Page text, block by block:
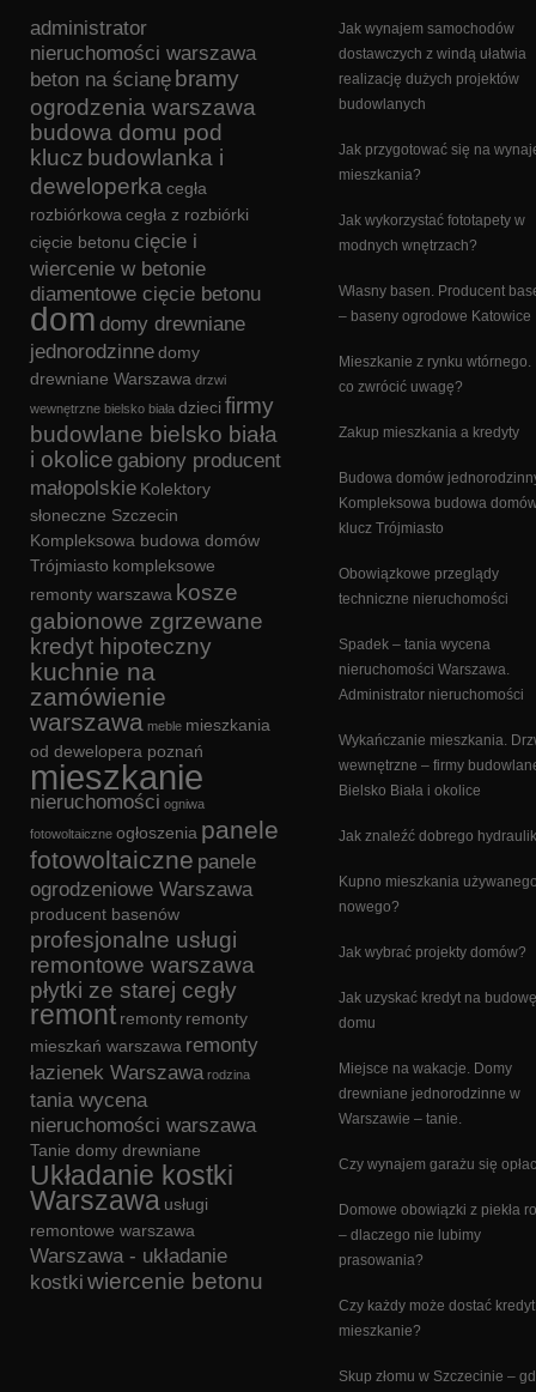
administrator
nieruchomości warszawa
beton na ścianę bramy
ogrodzenia warszawa
budowa domu pod
klucz budowlanka i
deweloperka cegła
rozbiórkowa cegła z rozbiórki
cięcie betonu cięcie i
wiercenie w betonie
diamentowe cięcie betonu
dom domy drewniane
jednorodzinnedomy
drewniane Warszawa drzwi
wewnętrzne bielsko biała dzieci firmy
budowlane bielsko biała
i okolice gabiony producent
małopolskie Kolektory
słoneczne Szczecin
Kompleksowa budowa domów
Trójmiasto kompleksowe
remonty warszawa kosze
gabionowe zgrzewane
kredyt hipoteczny
kuchnie na
zamówienie
warszawa meble mieszkania
od dewelopera poznań
mieszkanie
nieruchomości ogniwa
fotowoltaiczne ogłoszenia panele
fotowoltaiczne panele
ogrodzeniowe Warszawa
producent basenów
profesjonalne usługi
remontowe warszawa
płytki ze starej cegły
remont remonty remonty
mieszkań warszawa remonty
łazienek Warszawa rodzina
tania wycena
nieruchomości warszawa
Tanie domy drewniane
Układanie kostki
Warszawa usługi
remontowe warszawa
Warszawa - układanie
kostki wiercenie betonu
Jak wynajem samochodów
dostawczych z windą ułatwia
realizację dużych projektów
budowlanych
Jak przygotować się na
mieszkania?
Jak wykorzystać fototapety w
modnych wnętrzach?
Własny basen. Producent
– baseny ogrodowe Katowice
Mieszkanie z rynku wtórnego.
co zwrócić uwagę?
Zakup mieszkania a kredyty
Budowa domów
Kompleksowa budowa
klucz Trójmiasto
Obowiązkowe przeglądy
techniczne nieruchomości
Spadek – tania wycena
nieruchomości Warszawa.
Administrator nieruchomości
Wykańczanie mieszkania.
wewnętrzne – firmy
Bielsko Biała i okolice
Jak znaleźć dobrego
Kupno mieszkania
nowego?
Jak wybrać projekty domów?
Jak uzyskać kredyt na budowę
domu
Miejsce na wakacje. Domy
drewniane jednorodzinne w
Warszawie – tanie.
Czy wynajem garażu się
Domowe obowiązki z piekła
– dlaczego nie lubimy
prasowania?
Czy każdy może dostać
mieszkanie?
Skup złomu w Szczecinie –